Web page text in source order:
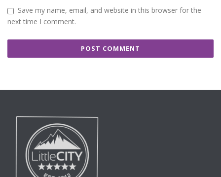
Save my name, email, and website in this browser for the
next time I comment.